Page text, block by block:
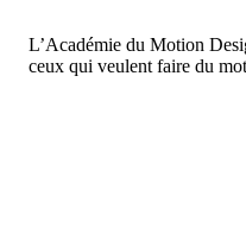
L’Académie du Motion
ceux qui veulent faire du